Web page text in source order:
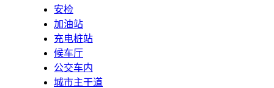
安检
加油站
充电桩站
候车厅
公交车内
城市主干道